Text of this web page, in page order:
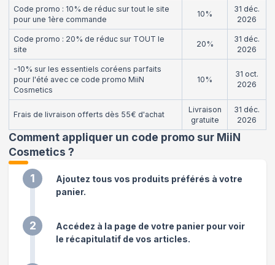
Code promo : 10% de réduc sur tout le site
pour une 1ère commande
10%
31 déc.
2026
Code promo : 20% de réduc sur TOUT le
site
20%
31 déc.
2026
-10% sur les essentiels coréens parfaits
pour l'été avec ce code promo MiiN
Cosmetics
10%
31 oct.
2026
Frais de livraison offerts dès 55€ d'achat
Livraison
gratuite
31 déc.
2026
Comment appliquer un code promo sur MiiN
Cosmetics ?
1
Ajoutez tous vos produits préférés à votre
panier.
2
Accédez à la page de votre panier pour voir
le récapitulatif de vos articles.